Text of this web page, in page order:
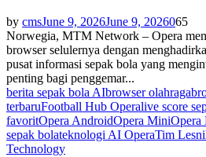
by cmsJune 9, 2026June 9, 2026065
Norwegia, MTM Network – Opera
browser selulernya dengan
pusat informasi sepak bola yang
penting bagi penggemar...
berita sepak bola AIbrowser olahraga
terbaruFootball Hub Operalive score
favoritOpera AndroidOpera MiniOpera
sepak bolateknologi AI OperaTim
Technology